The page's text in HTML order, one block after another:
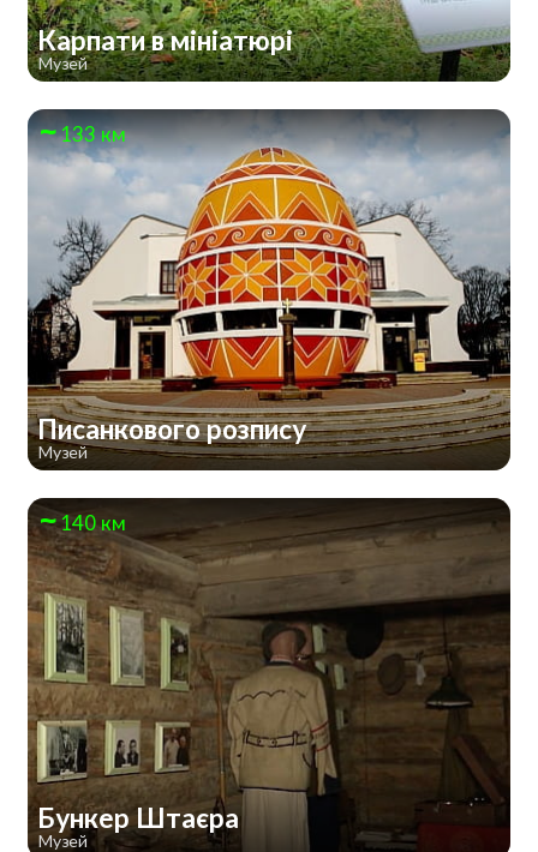
Карпати в мініатюрі
Музей
133 км
Писанкового розпису
Музей
140 км
Бункер Штаєра
Музей